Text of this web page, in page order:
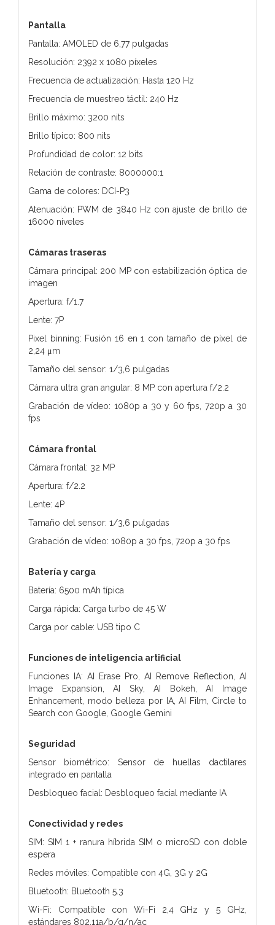
Pantalla
Pantalla: AMOLED de 6,77 pulgadas
Resolución: 2392 x 1080 píxeles
Frecuencia de actualización: Hasta 120 Hz
Frecuencia de muestreo táctil: 240 Hz
Brillo máximo: 3200 nits
Brillo típico: 800 nits
Profundidad de color: 12 bits
Relación de contraste: 8000000:1
Gama de colores: DCI-P3
Atenuación: PWM de 3840 Hz con ajuste de brillo de
16000 niveles
Cámaras traseras
Cámara principal: 200 MP con estabilización óptica de
imagen
Apertura: f/1.7
Lente: 7P
Pixel binning: Fusión 16 en 1 con tamaño de píxel de
2,24 μm
Tamaño del sensor: 1/3,6 pulgadas
Cámara ultra gran angular: 8 MP con apertura f/2.2
Grabación de vídeo: 1080p a 30 y 60 fps, 720p a 30
fps
Cámara frontal
Cámara frontal: 32 MP
Apertura: f/2.2
Lente: 4P
Tamaño del sensor: 1/3,6 pulgadas
Grabación de vídeo: 1080p a 30 fps, 720p a 30 fps
Batería y carga
Batería: 6500 mAh típica
Carga rápida: Carga turbo de 45 W
Carga por cable: USB tipo C
Funciones de inteligencia artificial
Funciones IA: AI Erase Pro, AI Remove Reflection, AI
Image Expansion, AI Sky, AI Bokeh, AI Image
Enhancement, modo belleza por IA, AI Film, Circle to
Search con Google, Google Gemini
Seguridad
Sensor biométrico: Sensor de huellas dactilares
integrado en pantalla
Desbloqueo facial: Desbloqueo facial mediante IA
Conectividad y redes
SIM: SIM 1 + ranura híbrida SIM o microSD con doble
espera
Redes móviles: Compatible con 4G, 3G y 2G
Bluetooth: Bluetooth 5.3
Wi-Fi: Compatible con Wi-Fi 2,4 GHz y 5 GHz,
estándares 802.11a/b/g/n/ac